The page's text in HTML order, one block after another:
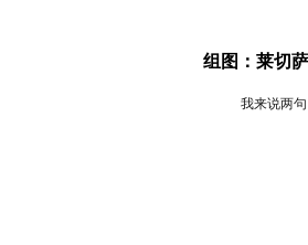
组图：莱切
我来说两句